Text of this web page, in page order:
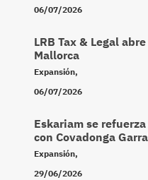
06/07/2026
LRB Tax & Legal
Mallorca
Expansión,
06/07/2026
Eskariam se
con Covadonga
Expansión,
29/06/2026